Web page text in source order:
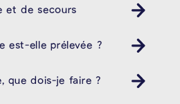
et de secours
est-elle prélevée ?
que dois-je faire ?